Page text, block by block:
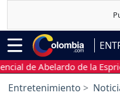
Abelardo de la Espriella
Entretenimiento